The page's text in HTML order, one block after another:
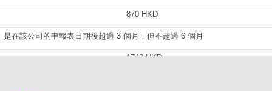
870 HKD
是在該公司的申報表日期後超過 3 個月，但不超過 6 個月
1740 HKD